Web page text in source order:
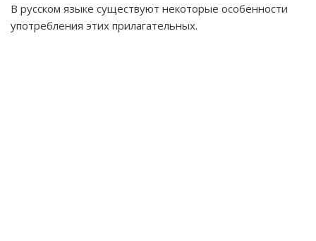
В русском языке существуют некоторые особенности
употребления этих прилагательных.